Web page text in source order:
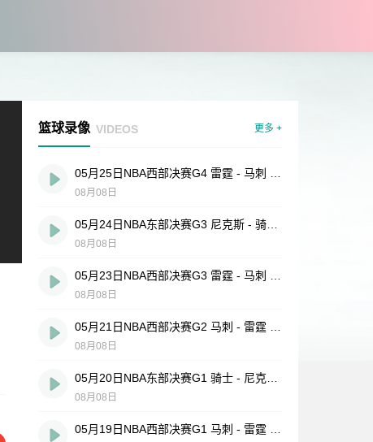
篮球录像 VIDEOS 更多 +
08月08日
08月08日
08月08日
08月08日
08月08日